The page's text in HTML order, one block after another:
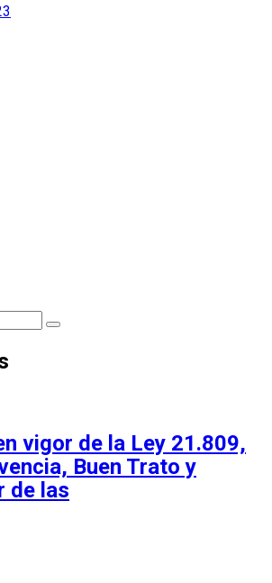
Search
vigor de la Ley 21.809,
Buen Trato y
de las